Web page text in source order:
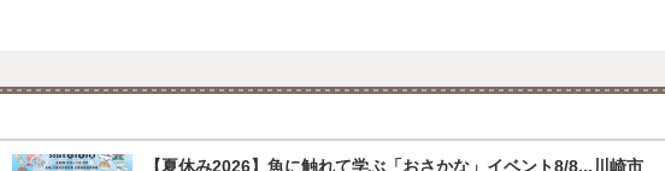
【夏休み2026】魚に触れて学ぶ「おさかな」イベント8/8...川崎市